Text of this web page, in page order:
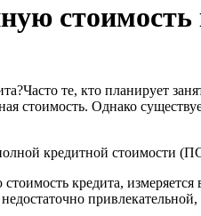
стоимость
Часто те, кто планирует
стоимость. Однако
кредитной стоимости
кредита,